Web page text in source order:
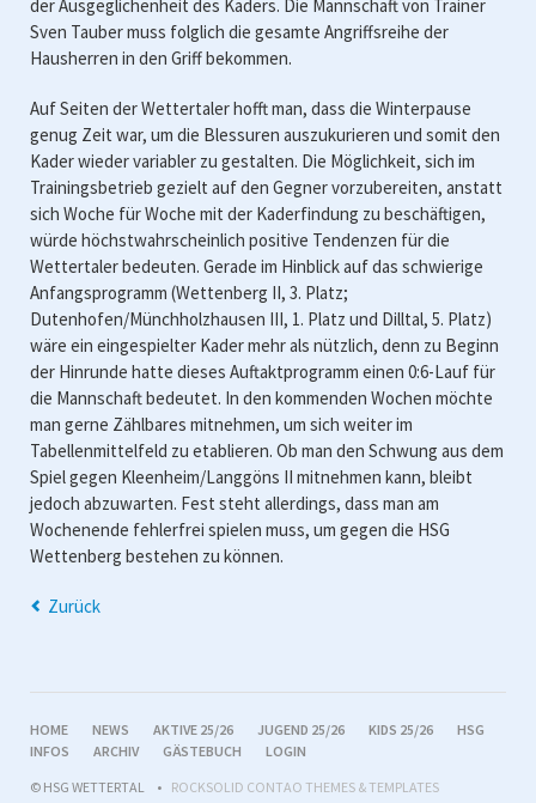
der Ausgeglichenheit des Kaders. Die Mannschaft von Trainer
Sven Tauber muss folglich die gesamte Angriffsreihe der
Hausherren in den Griff bekommen.
Auf Seiten der Wettertaler hofft man, dass die Winterpause
genug Zeit war, um die Blessuren auszukurieren und somit den
Kader wieder variabler zu gestalten. Die Möglichkeit, sich im
Trainingsbetrieb gezielt auf den Gegner vorzubereiten, anstatt
sich Woche für Woche mit der Kaderfindung zu beschäftigen,
würde höchstwahrscheinlich positive Tendenzen für die
Wettertaler bedeuten. Gerade im Hinblick auf das schwierige
Anfangsprogramm (Wettenberg II, 3. Platz;
Dutenhofen/Münchholzhausen III, 1. Platz und Dilltal, 5. Platz)
wäre ein eingespielter Kader mehr als nützlich, denn zu Beginn
der Hinrunde hatte dieses Auftaktprogramm einen 0:6-Lauf für
die Mannschaft bedeutet. In den kommenden Wochen möchte
man gerne Zählbares mitnehmen, um sich weiter im
Tabellenmittelfeld zu etablieren. Ob man den Schwung aus dem
Spiel gegen Kleenheim/Langgöns II mitnehmen kann, bleibt
jedoch abzuwarten. Fest steht allerdings, dass man am
Wochenende fehlerfrei spielen muss, um gegen die HSG
Wettenberg bestehen zu können.
Zurück
NAVIGATION
ÜBERSPRINGEN
HOME NEWS AKTIVE 25/26 JUGEND 25/26 KIDS 25/26
HSG
INFOS
ARCHIV GÄSTEBUCH
LOGIN
© HSG WETTERTAL
ROCKSOLID CONTAO THEMES & TEMPLATES